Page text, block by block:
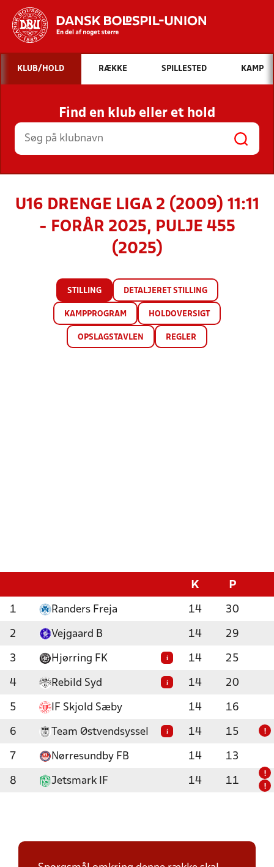
Hvad vil du søge efter?
INDHOLD OG NYHEDER
STILLINGER, RESULTATER, KLUBBER OG
HOLD
KLUB/HOLD RÆKKE SPILLESTED KAMP
Find en klub eller et hold
U16 DRENGE LIGA 2 (2009) 11:11
- FORÅR 2025, PULJE 455
(2025)
STILLING DETALJERET STILLING
KAMPPROGRAM HOLDOVERSIGT
OPSLAGSTAVLEN REGLER
K P
1 Randers Freja 14 30
2 Vejgaard B 14 29
3 Hjørring FK i 14 25
4 Rebild Syd i 14 20
5 IF Skjold Sæby 14 16
6 Team Østvendsyssel i 14 15 !
7 Nørresundby FB 14 13
8 Jetsmark IF 14 11
!
!